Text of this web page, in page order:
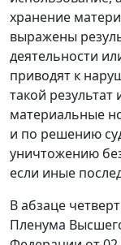
хранение
выражены
деятельности
приводят к
такой результат
материальные
и по решению
уничтожению
если иные
В абзаце
Пленума